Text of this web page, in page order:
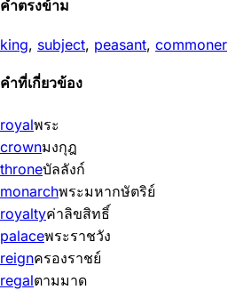
คำตรงข้าม
king, subject, peasant, commoner
คำที่เกี่ยวข้อง
royalพระ
crownมงกุฎ
throneบัลลังก์
monarchพระมหากษัตริย์
royaltyค่าลิขสิทธิ์
palaceพระราชวัง
reignครองราชย์
regalตามมาด